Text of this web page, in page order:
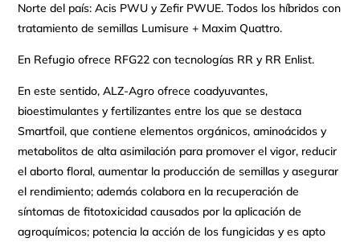
Norte del país: Acis PWU y Zefir PWUE. Todos los híbridos con
tratamiento de semillas Lumisure + Maxim Quattro.
En Refugio ofrece RFG22 con tecnologías RR y RR Enlist.
En este sentido, ALZ-Agro ofrece coadyuvantes,
bioestimulantes y fertilizantes entre los que se destaca
Smartfoil, que contiene elementos orgánicos, aminoácidos y
metabolitos de alta asimilación para promover el vigor, reducir
el aborto floral, aumentar la producción de semillas y asegurar
el rendimiento; además colabora en la recuperación de
síntomas de fitotoxicidad causados por la aplicación de
agroquímicos; potencia la acción de los fungicidas y es apto